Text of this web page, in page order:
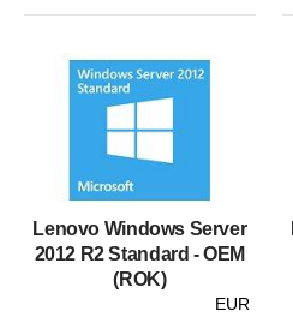
Lenovo Windows Server
2012 R2 Standard - OEM
(ROK)
EUR